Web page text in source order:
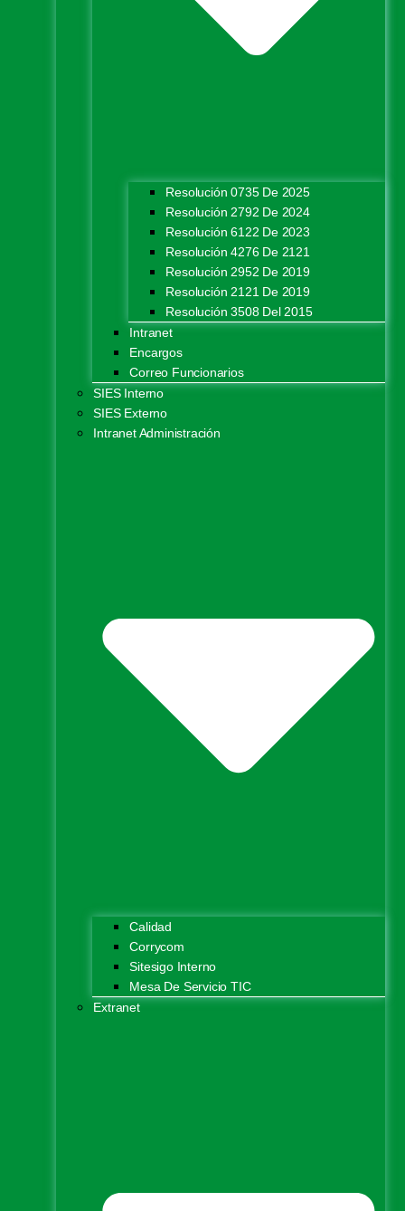
Resolución 0735 De 2025
Resolución 2792 De 2024
Resolución 6122 De 2023
Resolución 4276 De 2121
Resolución 2952 De 2019
Resolución 2121 De 2019
Resolución 3508 Del 2015
Intranet
Encargos
Correo Funcionarios
SIES Interno
SIES Externo
Intranet Administración
Calidad
Corrycom
Sitesigo Interno
Mesa De Servicio TIC
Extranet